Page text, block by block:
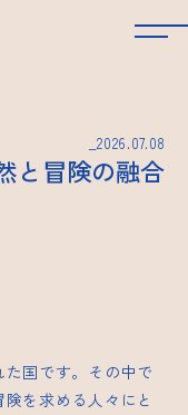
_2026.07.08
と冒険の融合
国です。その中で
を求める人々にと